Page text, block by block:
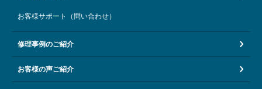
お客様サポート（問い合わせ）
修理事例のご紹介
お客様の声ご紹介